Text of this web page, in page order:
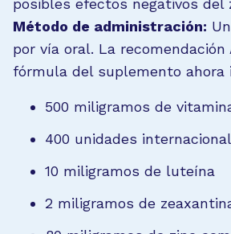
posibles efectos negativos del
Método de administración:
por vía oral. La recomendación
fórmula del suplemento ahora
500 miligramos de
400 unidades
10 miligramos de luteína
2 miligramos de